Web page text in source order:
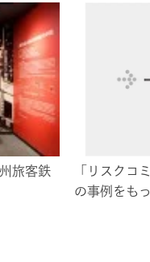
旅客鉄
「リスクコ
の事例をも